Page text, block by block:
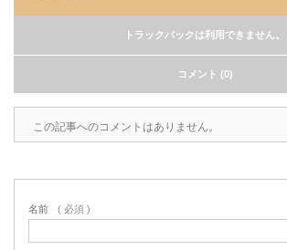
トラックバックは利用できません。
コメント (0)
この記事へのコメントはありません。
名前 ( 必須 )